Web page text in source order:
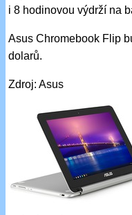
i 8 hodinovou výdrží na
Asus Chromebook Flip
dolarů.
Zdroj: Asus